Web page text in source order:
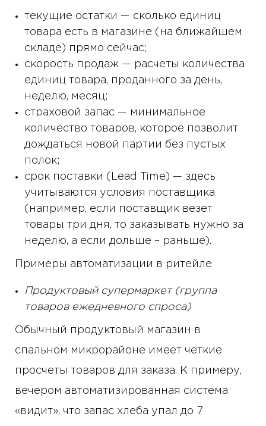
текущие остатки — сколько единиц
товара есть в магазине (на ближайшем
складе) прямо сейчас;
скорость продаж — расчеты количества
единиц товара, проданного за день,
неделю, месяц;
страховой запас — минимальное
количество товаров, которое позволит
дождаться новой партии без пустых
полок;
срок поставки (Lead Time) — здесь
учитываются условия поставщика
(например, если поставщик везет
товары три дня, то заказывать нужно за
неделю, а если дольше – раньше).
Примеры автоматизации в ритейле
Продуктовый супермаркет (группа
товаров ежедневного спроса)
Обычный продуктовый магазин в
спальном микрорайоне имеет четкие
просчеты товаров для заказа. К примеру,
вечером автоматизированная система
«видит», что запас хлеба упал до 7